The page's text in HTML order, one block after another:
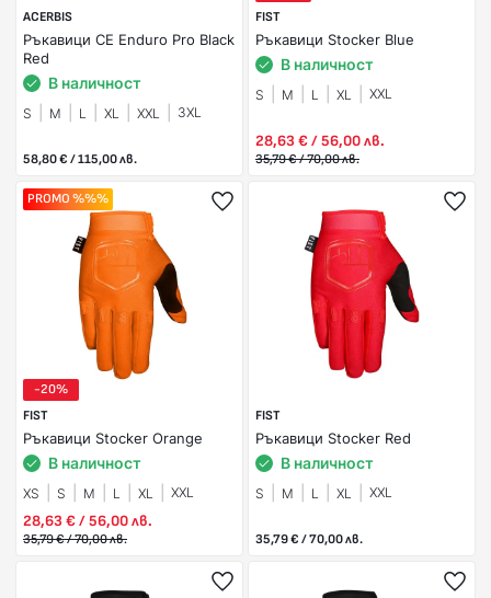
ACERBIS
Ръкавици CE Enduro Pro Black
Red
В наличност
S M L XL XXL 3XL
58,80 € / 115,00 лв.
FIST
Ръкавици Stocker Blue
В наличност
S M L XL XXL
28,63 € / 56,00 лв.
35,79 € / 70,00 лв.
PROMO %%%
-20%
FIST
Ръкавици Stocker Orange
В наличност
XS S M L XL XXL
28,63 € / 56,00 лв.
35,79 € / 70,00 лв.
FIST
Ръкавици Stocker Red
В наличност
S M L XL XXL
35,79 € / 70,00 лв.